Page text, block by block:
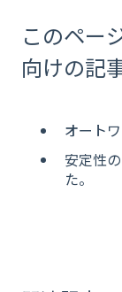
このペー
向けの記
オート
安定性
た。